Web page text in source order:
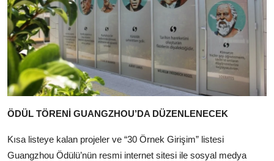
ÖDÜL TÖRENİ GUANGZHOU’DA DÜZENLENECEK
Kısa listeye kalan projeler ve “30 Örnek Girişim” listesi
Guangzhou Ödülü’nün resmi internet sitesi ile sosyal medya